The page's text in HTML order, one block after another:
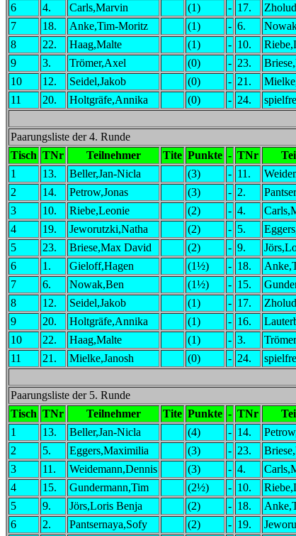
6
4. Carls,Marvin (1) - 17.
7
18. Anke,Tim-Moritz (1) - 6.
8
22. Haag,Malte (1) - 10.
9
3. Trömer,Axel (0) - 23.
10
12. Seidel,Jakob (0) - 21.
11
20. Holtgräfe,Annika (0) - 24.
Paarungsliste der 4. Runde
Tisch TNr Teilnehmer Tite Punkte - TNr
1
13. Beller,Jan-Nicla (3) - 11.
2
14. Petrow,Jonas (3) - 2.
3
10. Riebe,Leonie (2) - 4.
4
19. Jeworutzki,Natha (2) - 5.
5
23. Briese,Max David (2) - 9.
6
1. Gieloff,Hagen (1½) - 18.
7
6. Nowak,Ben (1½) - 15.
8
12. Seidel,Jakob (1) - 17.
9
20. Holtgräfe,Annika (1) - 16.
10
22. Haag,Malte (1) - 3.
11
21. Mielke,Janosh (0) - 24.
Paarungsliste der 5. Runde
Tisch TNr Teilnehmer Tite Punkte - TNr
1
13. Beller,Jan-Nicla (4) - 14.
2
5. Eggers,Maximilia (3) - 23.
3
11. Weidemann,Dennis (3) - 4.
4
15. Gundermann,Tim (2½) - 10.
5
9. Jörs,Loris Benja (2) - 18.
6
2. Pantsernaya,Sofy (2) - 19.